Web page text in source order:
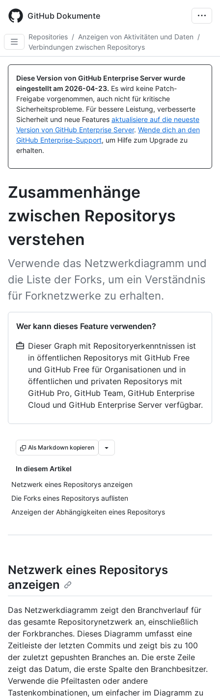
main
content
GitHub Dokumente
Repositories / Anzeigen von Aktivitäten und Daten /
Verbindungen zwischen Repositorys
Diese Version von GitHub Enterprise Server wurde
eingestellt am 2026-04-23. Es wird keine Patch-
Freigabe vorgenommen, auch nicht für kritische
Sicherheitsprobleme. Für bessere Leistung, verbesserte
Sicherheit und neue Features aktualisiere auf die neueste
Version von GitHub Enterprise Server. Wende dich an den
GitHub Enterprise-Support, um Hilfe zum Upgrade zu
erhalten.
Zusammenhänge
zwischen Repositorys
verstehen
Verwende das Netzwerkdiagramm und
die Liste der Forks, um ein Verständnis
für Forknetzwerke zu erhalten.
Wer kann dieses Feature verwenden?
Dieser Graph mit Repositoryerkenntnissen ist
in öffentlichen Repositorys mit GitHub Free
und GitHub Free für Organisationen und in
öffentlichen und privaten Repositorys mit
GitHub Pro, GitHub Team, GitHub Enterprise
Cloud und GitHub Enterprise Server verfügbar.
Als Markdown kopieren
In diesem Artikel
Netzwerk eines Repositorys anzeigen
Die Forks eines Repositorys auflisten
Anzeigen der Abhängigkeiten eines Repositorys
Netzwerk eines Repositorys
anzeigen
Das Netzwerkdiagramm zeigt den Branchverlauf für
das gesamte Repositorynetzwerk an, einschließlich
der Forkbranches. Dieses Diagramm umfasst eine
Zeitleiste der letzten Commits und zeigt bis zu 100
der zuletzt gepushten Branches an. Die erste Zeile
zeigt das Datum, die erste Spalte den Branchbesitzer.
Verwende die Pfeiltasten oder andere
Tastenkombinationen, um einfacher im Diagramm zu